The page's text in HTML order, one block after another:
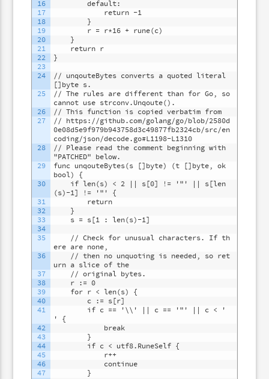
16
17
18
19
20
21
22
23
24
25
26
27
28
29
30
31
32
33
34
35
36
37
38
39
40
41
42
43
44
45
46
47
		default:
			return -1
		}
		r = r*16 + rune(c)
	}
	return r
}
// unqouteBytes converts a quoted literal
[]byte s.
// The rules are different than for Go, so
cannot use strconv.Unqoute().
// This function is copied verbatim from
// https://github.com/golang/go/blob/2580d
0e08d5e9f979b943758d3c49877fb2324cb/src/en
coding/json/decode.go#L1198-L1310
// Please read the comment beginning with
"PATCHED" below.
func unqouteBytes(s []byte) (t []byte, ok
bool) {
(s)-1] != '"' {
		return
	}
	s = s[1 : len(s)-1]
ere are none,
urn a slice of the
	// original bytes.
	r := 0
	for r < len(s) {
		c := s[r]
' {
			break
		}
		if c < utf8.RuneSelf {
			r++
			continue
		}